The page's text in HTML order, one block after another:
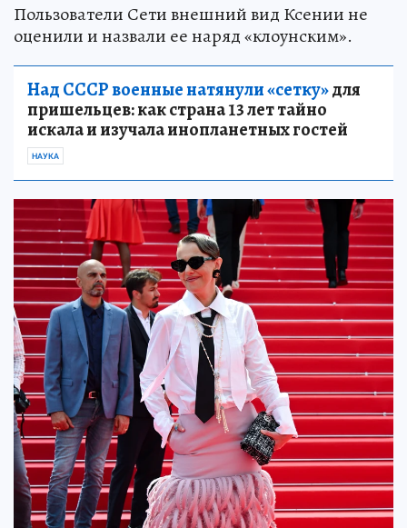
Пользователи Сети внешний вид Ксении не
оценили и назвали ее наряд «клоунским».
Над СССР военные натянули «сетку»для
пришельцев: как страна 13 лет тайно
искала и изучала инопланетных гостей
НАУКА